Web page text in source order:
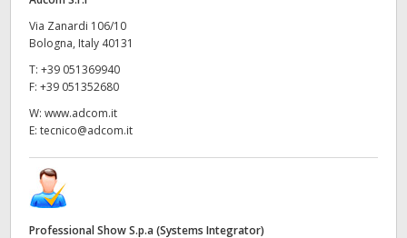
Via Zanardi 106/10
Bologna, Italy 40131
T: +39 051369940
F: +39 051352680
W: www.adcom.it
E: tecnico@adcom.it
Professional Show S.p.a (Systems Integrator)